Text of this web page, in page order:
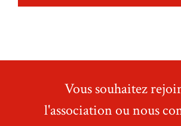
Vous souhaitez
l'association ou nous